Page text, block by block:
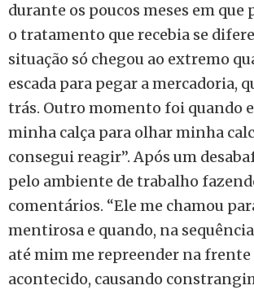
durante os poucos meses em
o tratamento que recebia se
situação só chegou ao extremo
escada para pegar a mercadoria,
trás. Outro momento foi quando
minha calça para olhar minha
consegui reagir’’. Após um
pelo ambiente de trabalho
comentários. “Ele me chamou
mentirosa e quando, na
até mim me repreender na frente
acontecido, causando